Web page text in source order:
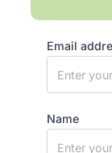
Email
Name